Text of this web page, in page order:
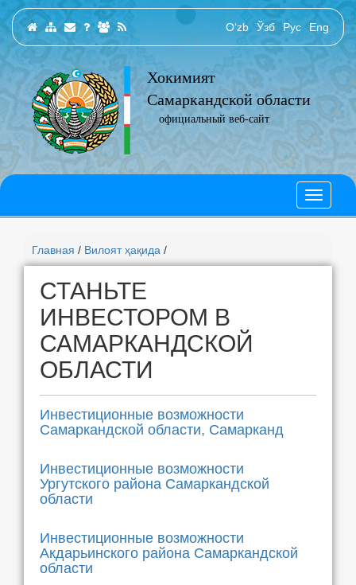
O‘zb Ўзб Рус Eng
Хокимият
Самаркандской области
официальный веб-сайт
Главная / Вилоят ҳақида /
СТАНЬТЕ
ИНВЕСТОРОМ В
САМАРКАНДСКОЙ
ОБЛАСТИ
Инвестиционные возможности
Самаркандской области, Самарканд
Инвестиционные возможности
Ургутского района Самаркандской
области
Инвестиционные возможности
Акдарьинского района Самаркандской
области